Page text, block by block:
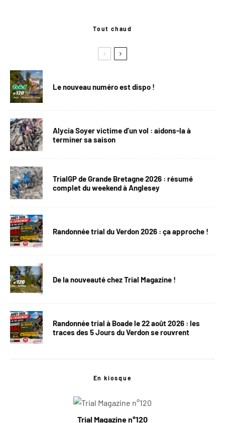
Tout chaud
Le nouveau numéro est dispo !
Alycia Soyer victime d’un vol : aidons-la à
terminer sa saison
TrialGP de Grande Bretagne 2026 : résumé
complet du weekend à Anglesey
Randonnée trial du Verdon 2026 : ça approche !
De la nouveauté chez Trial Magazine !
Randonnée trial à Boade le 22 août 2026 : les
traces des 5 Jours du Verdon se rouvrent
En kiosque
Trial Magazine n°120